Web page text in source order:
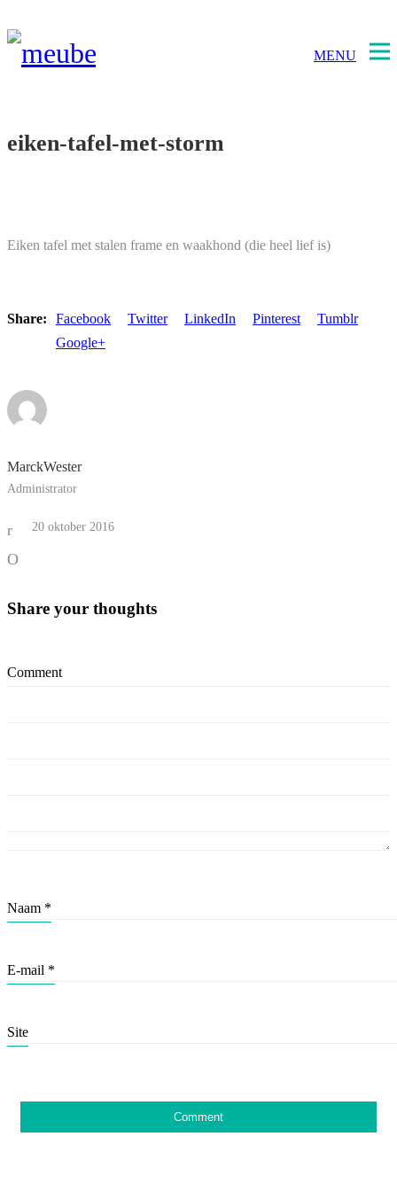
MENU
eiken-tafel-met-storm
Eiken tafel met stalen frame en waakhond (die heel lief is)
Share: Facebook Twitter LinkedIn Pinterest
Tumblr
Google+
MarckWester
Administrator
20 oktober 2016
Share your thoughts
Comment
Naam *
E-mail *
Site